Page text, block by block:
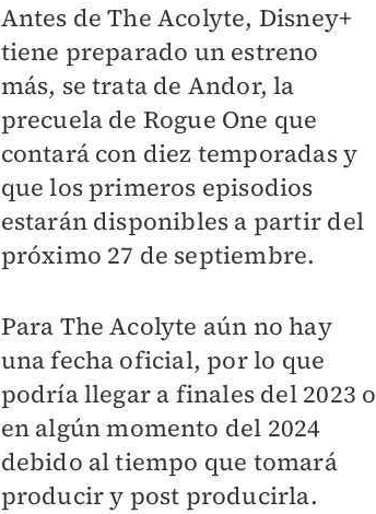
Antes de The Acolyte, Disney+
tiene preparado un estreno
más, se trata de Andor, la
precuela de Rogue One que
contará con diez temporadas y
que los primeros episodios
estarán disponibles a partir del
próximo 27 de septiembre.
Para The Acolyte aún no hay
una fecha oficial, por lo que
podría llegar a finales del 2023 o
en algún momento del 2024
debido al tiempo que tomará
producir y post producirla.